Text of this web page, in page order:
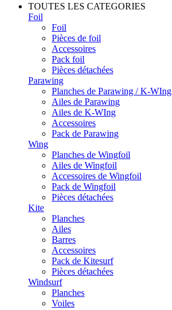
TOUTES LES CATEGORIES
Foil
Foil
Pièces de foil
Accessoires
Pack foil
Pièces détachées
Parawing
Planches de Parawing / K-WIng
Ailes de Parawing
Ailes de K-WIng
Accessoires
Pack de Parawing
Wing
Planches de Wingfoil
Ailes de Wingfoil
Accessoires de Wingfoil
Pack de Wingfoil
Pièces détachées
Kite
Planches
Ailes
Barres
Accessoires
Pack de Kitesurf
Pièces détachées
Windsurf
Planches
Voiles